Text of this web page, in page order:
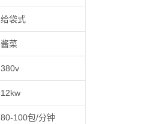
给袋式
酱菜
380v
12kw
80-100包/分钟